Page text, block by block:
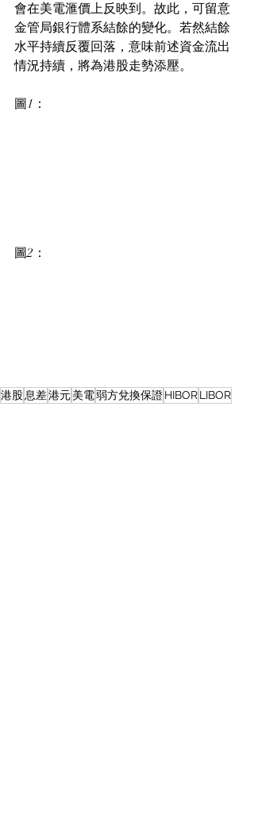
會在美電滙價上反映到。故此，可留意
金管局銀行體系結餘的變化。若然結餘
水平持續反覆回落，意味前述資金流出
情況持續，將為港股走勢添壓。
圖1：
圖2：
港股息差港元美電弱方兌換保證HIBORLIBOR